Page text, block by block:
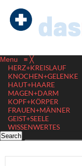
Menu ≡ ╳
HERZ+KREISLAUF
KNOCHEN+GELENKE
HAUT+HAARE
MAGEN+DARM
KOPF+KÖRPER
FRAUEN+MÄNNER
GEIST+SEELE
WISSENWERTES